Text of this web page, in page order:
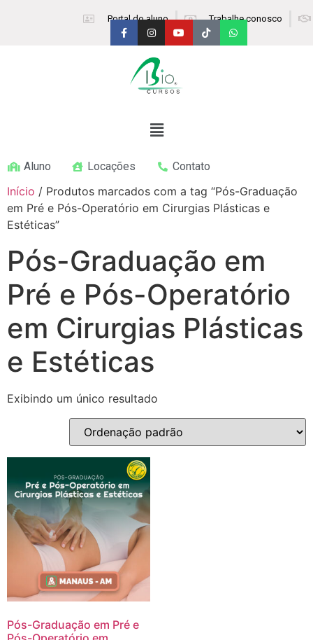
Portal do aluno Trabalhe conosco
Aluno Locações Contato
Início / Produtos marcados com a tag “Pós-Graduação
em Pré e Pós-Operatório em Cirurgias Plásticas e
Estéticas”
Pós-Graduação em
Pré e Pós-Operatório
em Cirurgias Plásticas
e Estéticas
Exibindo um único resultado
Pós-Graduação em Pré e